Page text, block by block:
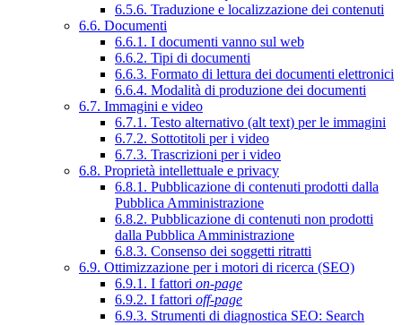
6.5.6. Traduzione e localizzazione dei contenuti
6.6. Documenti
6.6.1. I documenti vanno sul web
6.6.2. Tipi di documenti
6.6.3. Formato di lettura dei documenti elettronici
6.6.4. Modalità di produzione dei documenti
6.7. Immagini e video
6.7.1. Testo alternativo (alt text) per le immagini
6.7.2. Sottotitoli per i video
6.7.3. Trascrizioni per i video
6.8. Proprietà intellettuale e privacy
6.8.1. Pubblicazione di contenuti prodotti dalla
Pubblica Amministrazione
6.8.2. Pubblicazione di contenuti non prodotti
dalla Pubblica Amministrazione
6.8.3. Consenso dei soggetti ritratti
6.9. Ottimizzazione per i motori di ricerca (SEO)
6.9.1. I fattori on-page
6.9.2. I fattori off-page
6.9.3. Strumenti di diagnostica SEO: Search